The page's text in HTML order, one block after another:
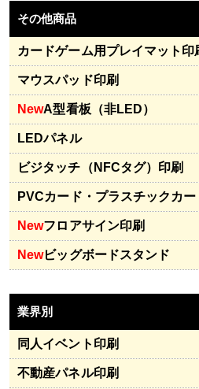
その他商品
カードゲーム用プレイマット印
マウスパッド印刷
NewA型看板（非LED）
LEDパネル
ビジタッチ（NFCタグ）印刷
PVCカード・プラスチックカー
Newフロアサイン印刷
Newビッグボードスタンド
業界別
同人イベント印刷
不動産パネル印刷